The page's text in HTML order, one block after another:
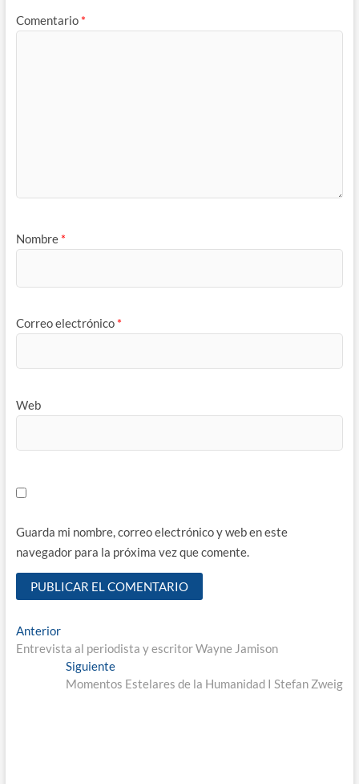
Comentario *
Nombre *
Correo electrónico *
Web
Guarda mi nombre, correo electrónico y web en este
navegador para la próxima vez que comente.
Navegación
de
entradas
AnteriorEntrada
anterior:
Entrevista al periodista y escritor Wayne Jamison
SiguienteEntrada
siguiente:
Momentos Estelares de la Humanidad I Stefan Zweig